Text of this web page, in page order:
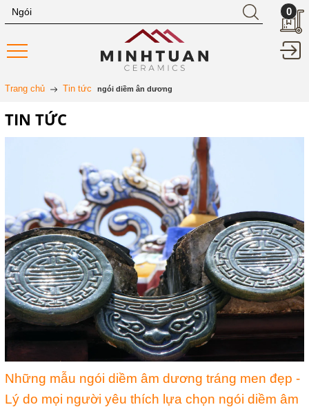
0
Trang chủ Tin tức ngói diềm ân dương
TIN TỨC
Những mẫu ngói diềm âm dương tráng men đẹp -
Lý do mọi người yêu thích lựa chọn ngói diềm âm